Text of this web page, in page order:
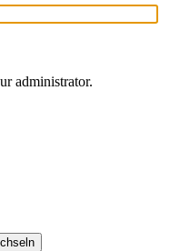
administrator.